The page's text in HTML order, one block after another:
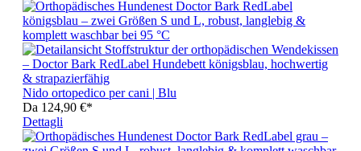
Nido ortopedico per cani | Blu
Da 124,90 €*
Dettagli